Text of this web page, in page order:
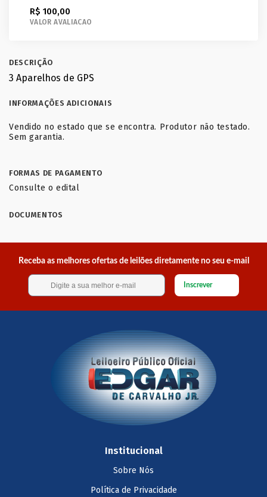
R$ 100,00
VALOR AVALIACAO
DESCRIÇÃO
3 Aparelhos de GPS
INFORMAÇÕES ADICIONAIS
Vendido no estado que se encontra. Produtor não testado.
Sem garantia.
FORMAS DE PAGAMENTO
Consulte o edital
DOCUMENTOS
Receba as melhores ofertas de leilões diretamente no seu e-mail
Inscrever
Institucional
Sobre Nós
Política de Privacidade